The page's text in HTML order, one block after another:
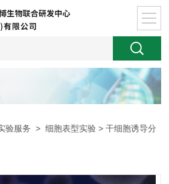
验服务 >细胞表型实验 > 干细胞诱导分